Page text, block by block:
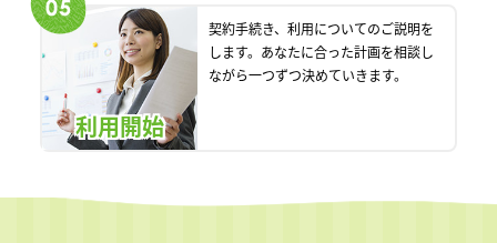
利用開始
契約手続き、利用についてのご説明を
します。あなたに合った計画を相談し
ながら一つずつ決めていきます。